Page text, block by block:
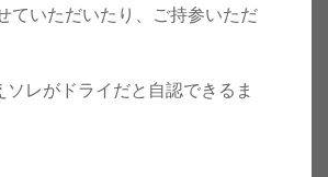
ていただいたり、ご持参いただ
レがドライだと自認できるま